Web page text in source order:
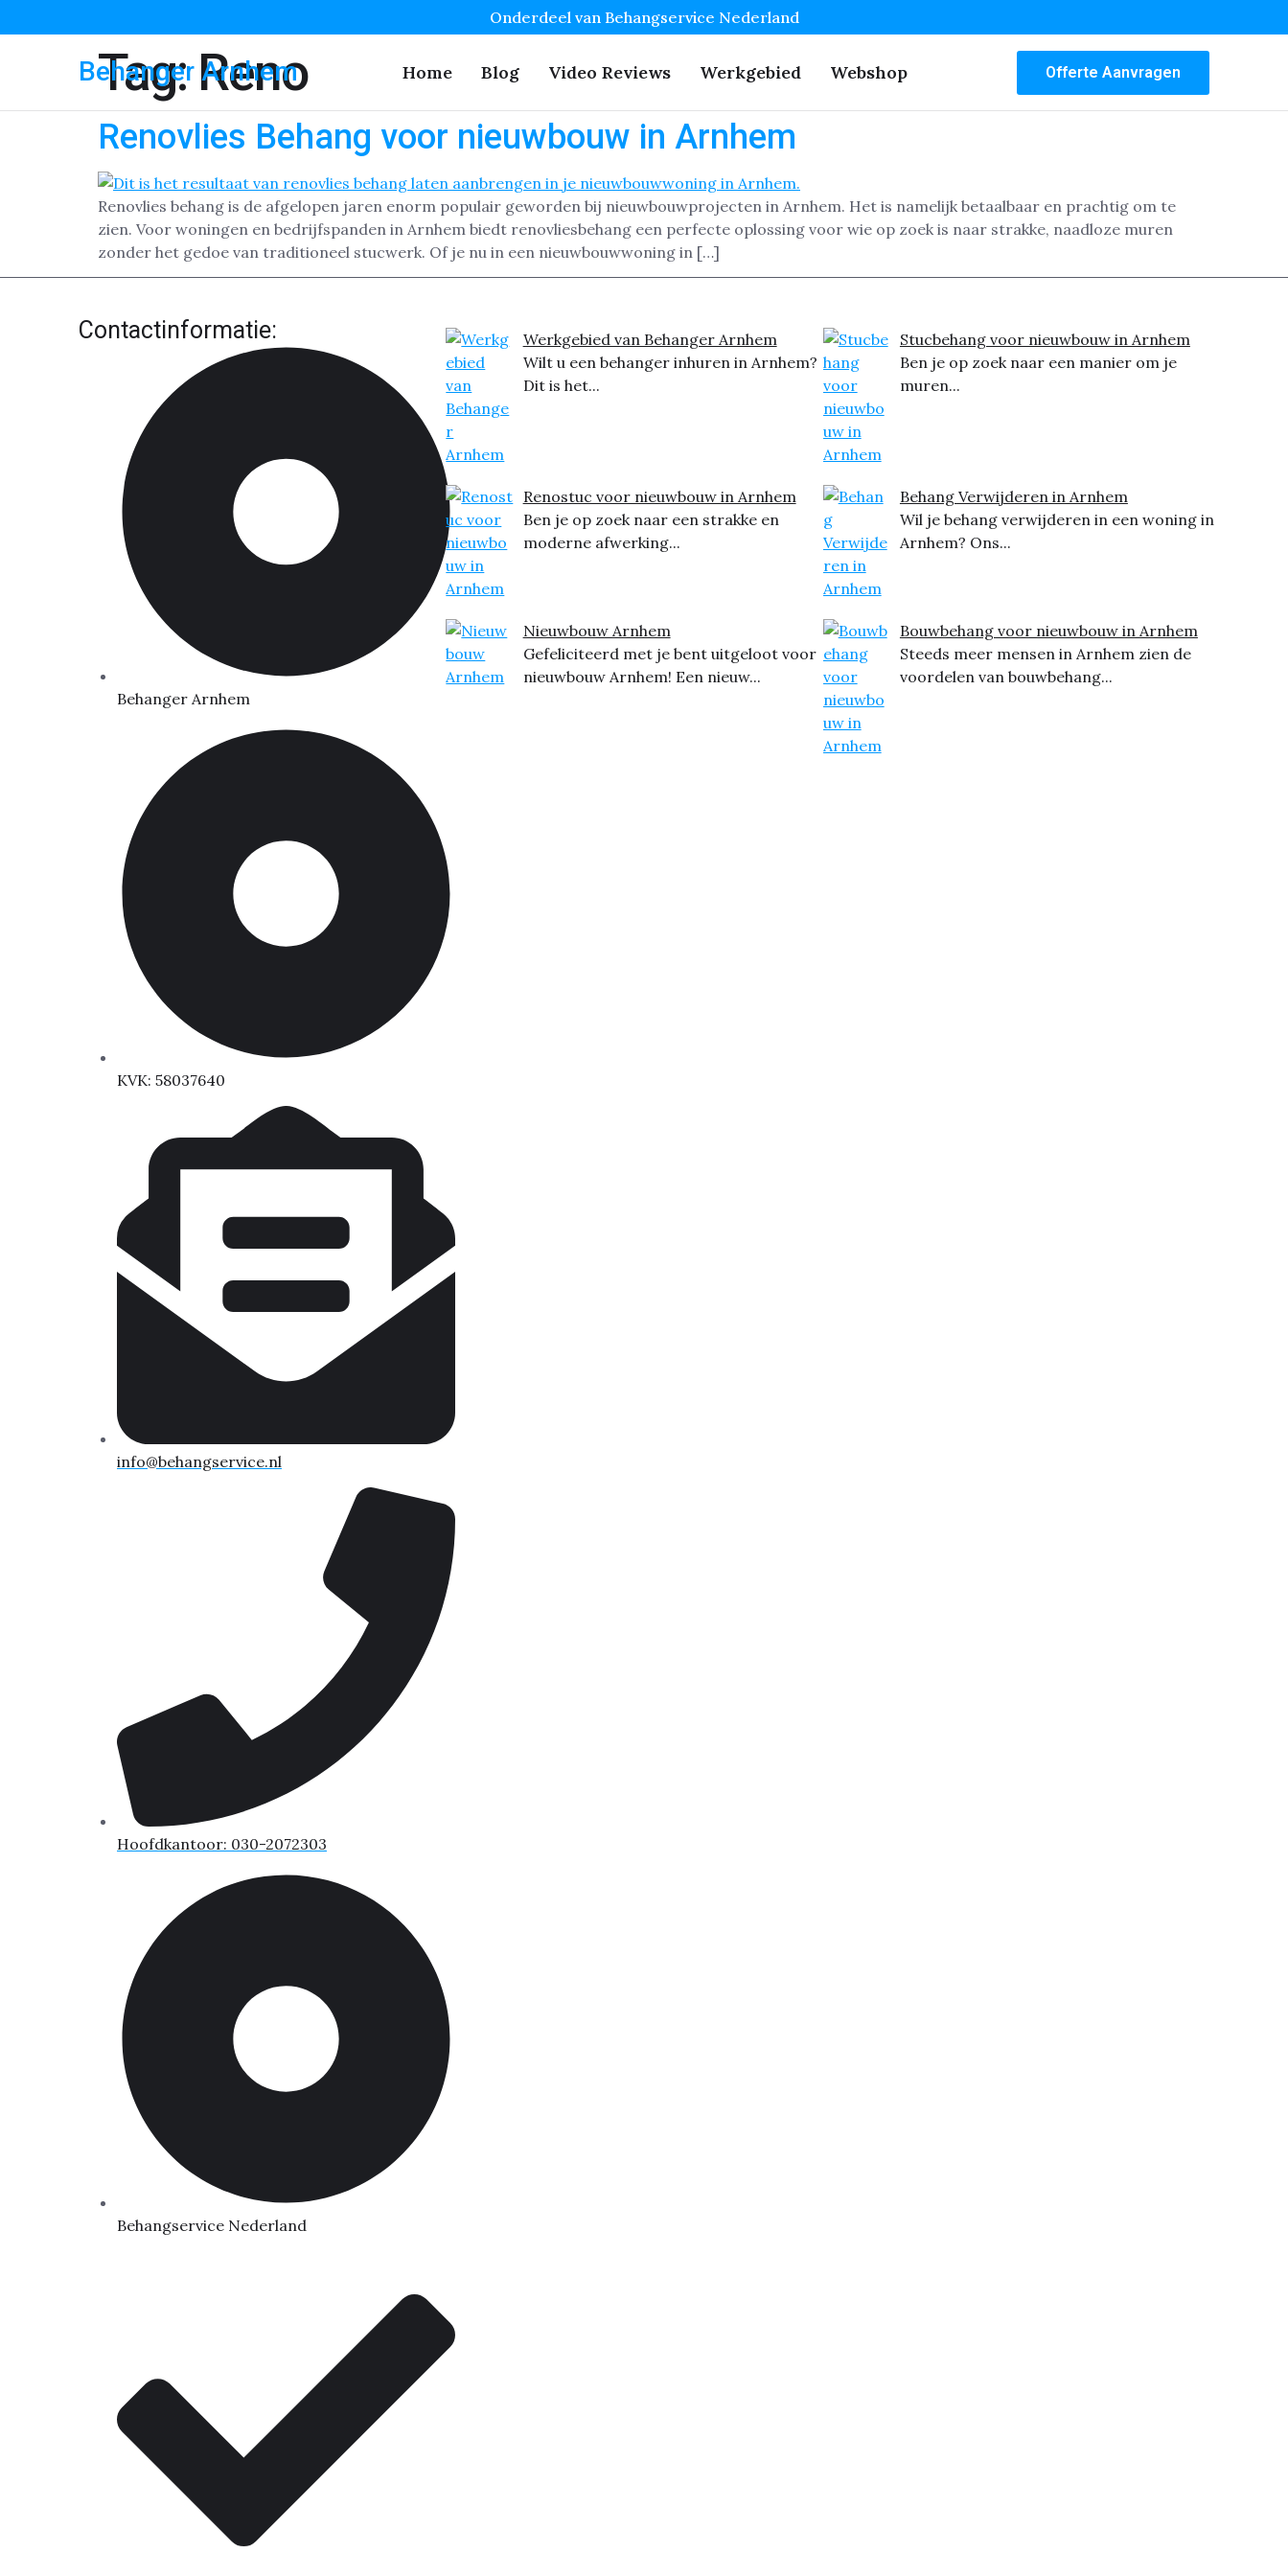
Onderdeel van Behangservice Nederland
Behanger Arnhem Home Blog Video Reviews Werkgebied Webshop Offerte Aanvragen
Tag:Reno
Renovlies Behang voor nieuwbouw in Arnhem
Renovlies behang is de afgelopen jaren enorm populair geworden bij nieuwbouwprojecten in Arnhem. Het is namelijk betaalbaar en prachtig om te
zien. Voor woningen en bedrijfspanden in Arnhem biedt renovliesbehang een perfecte oplossing voor wie op zoek is naar strakke, naadloze muren
zonder het gedoe van traditioneel stucwerk. Of je nu in een nieuwbouwwoning in […]
Contactinformatie:
Behanger Arnhem
KVK: 58037640
info@behangservice.nl
Hoofdkantoor: 030-2072303
Behangservice Nederland
Werkgebied van Behanger Arnhem
Wilt u een behanger inhuren in Arnhem?
Dit is het...
Renostuc voor nieuwbouw in Arnhem
Ben je op zoek naar een strakke en
moderne afwerking...
Nieuwbouw Arnhem
Gefeliciteerd met je bent uitgeloot voor
nieuwbouw Arnhem! Een nieuw...
Stucbehang voor nieuwbouw in Arnhem
Ben je op zoek naar een manier om je
muren...
Behang Verwijderen in Arnhem
Wil je behang verwijderen in een woning in
Arnhem? Ons...
Bouwbehang voor nieuwbouw in Arnhem
Steeds meer mensen in Arnhem zien de
voordelen van bouwbehang...